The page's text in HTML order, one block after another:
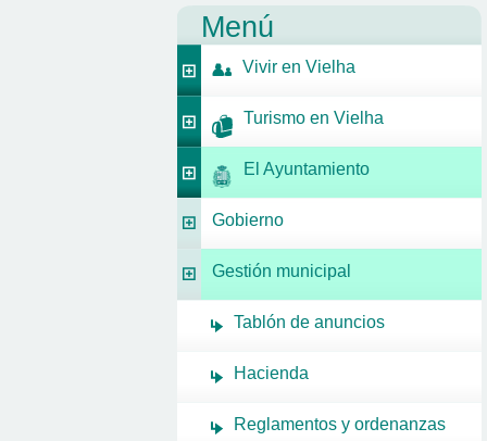
Menú
Vivir en Vielha
Turismo en Vielha
El Ayuntamiento
Gobierno
Gestión municipal
Tablón de anuncios
Hacienda
Reglamentos y ordenanzas